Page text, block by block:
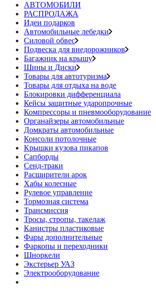
АВТОМОБИЛИ
РАСПРОДАЖА
Идеи подарков
Автомобильные лебедки
Силовой обвес
Подвеска для внедорожников
Багажник на крышу
Шины и Диски
Товары для автотуризма
Товары для отдыха на воде
Блокировки дифференциала
Кейсы защитные ударопрочные
Компрессоры и пневмооборудование
Органайзеры автомобильные
Домкраты автомобильные
Консоли потолочные
Крышки кузова пикапов
Сапборды
Сенд-траки
Расширители арок
Хабы колесные
Рулевое управление
Тормозная система
Трансмиссия
Тросы, стропы, такелаж
Канистры пластиковые
Фары дополнительные
Фаркопы и переходники
Шноркели
Экстерьер УАЗ
Электрооборудование